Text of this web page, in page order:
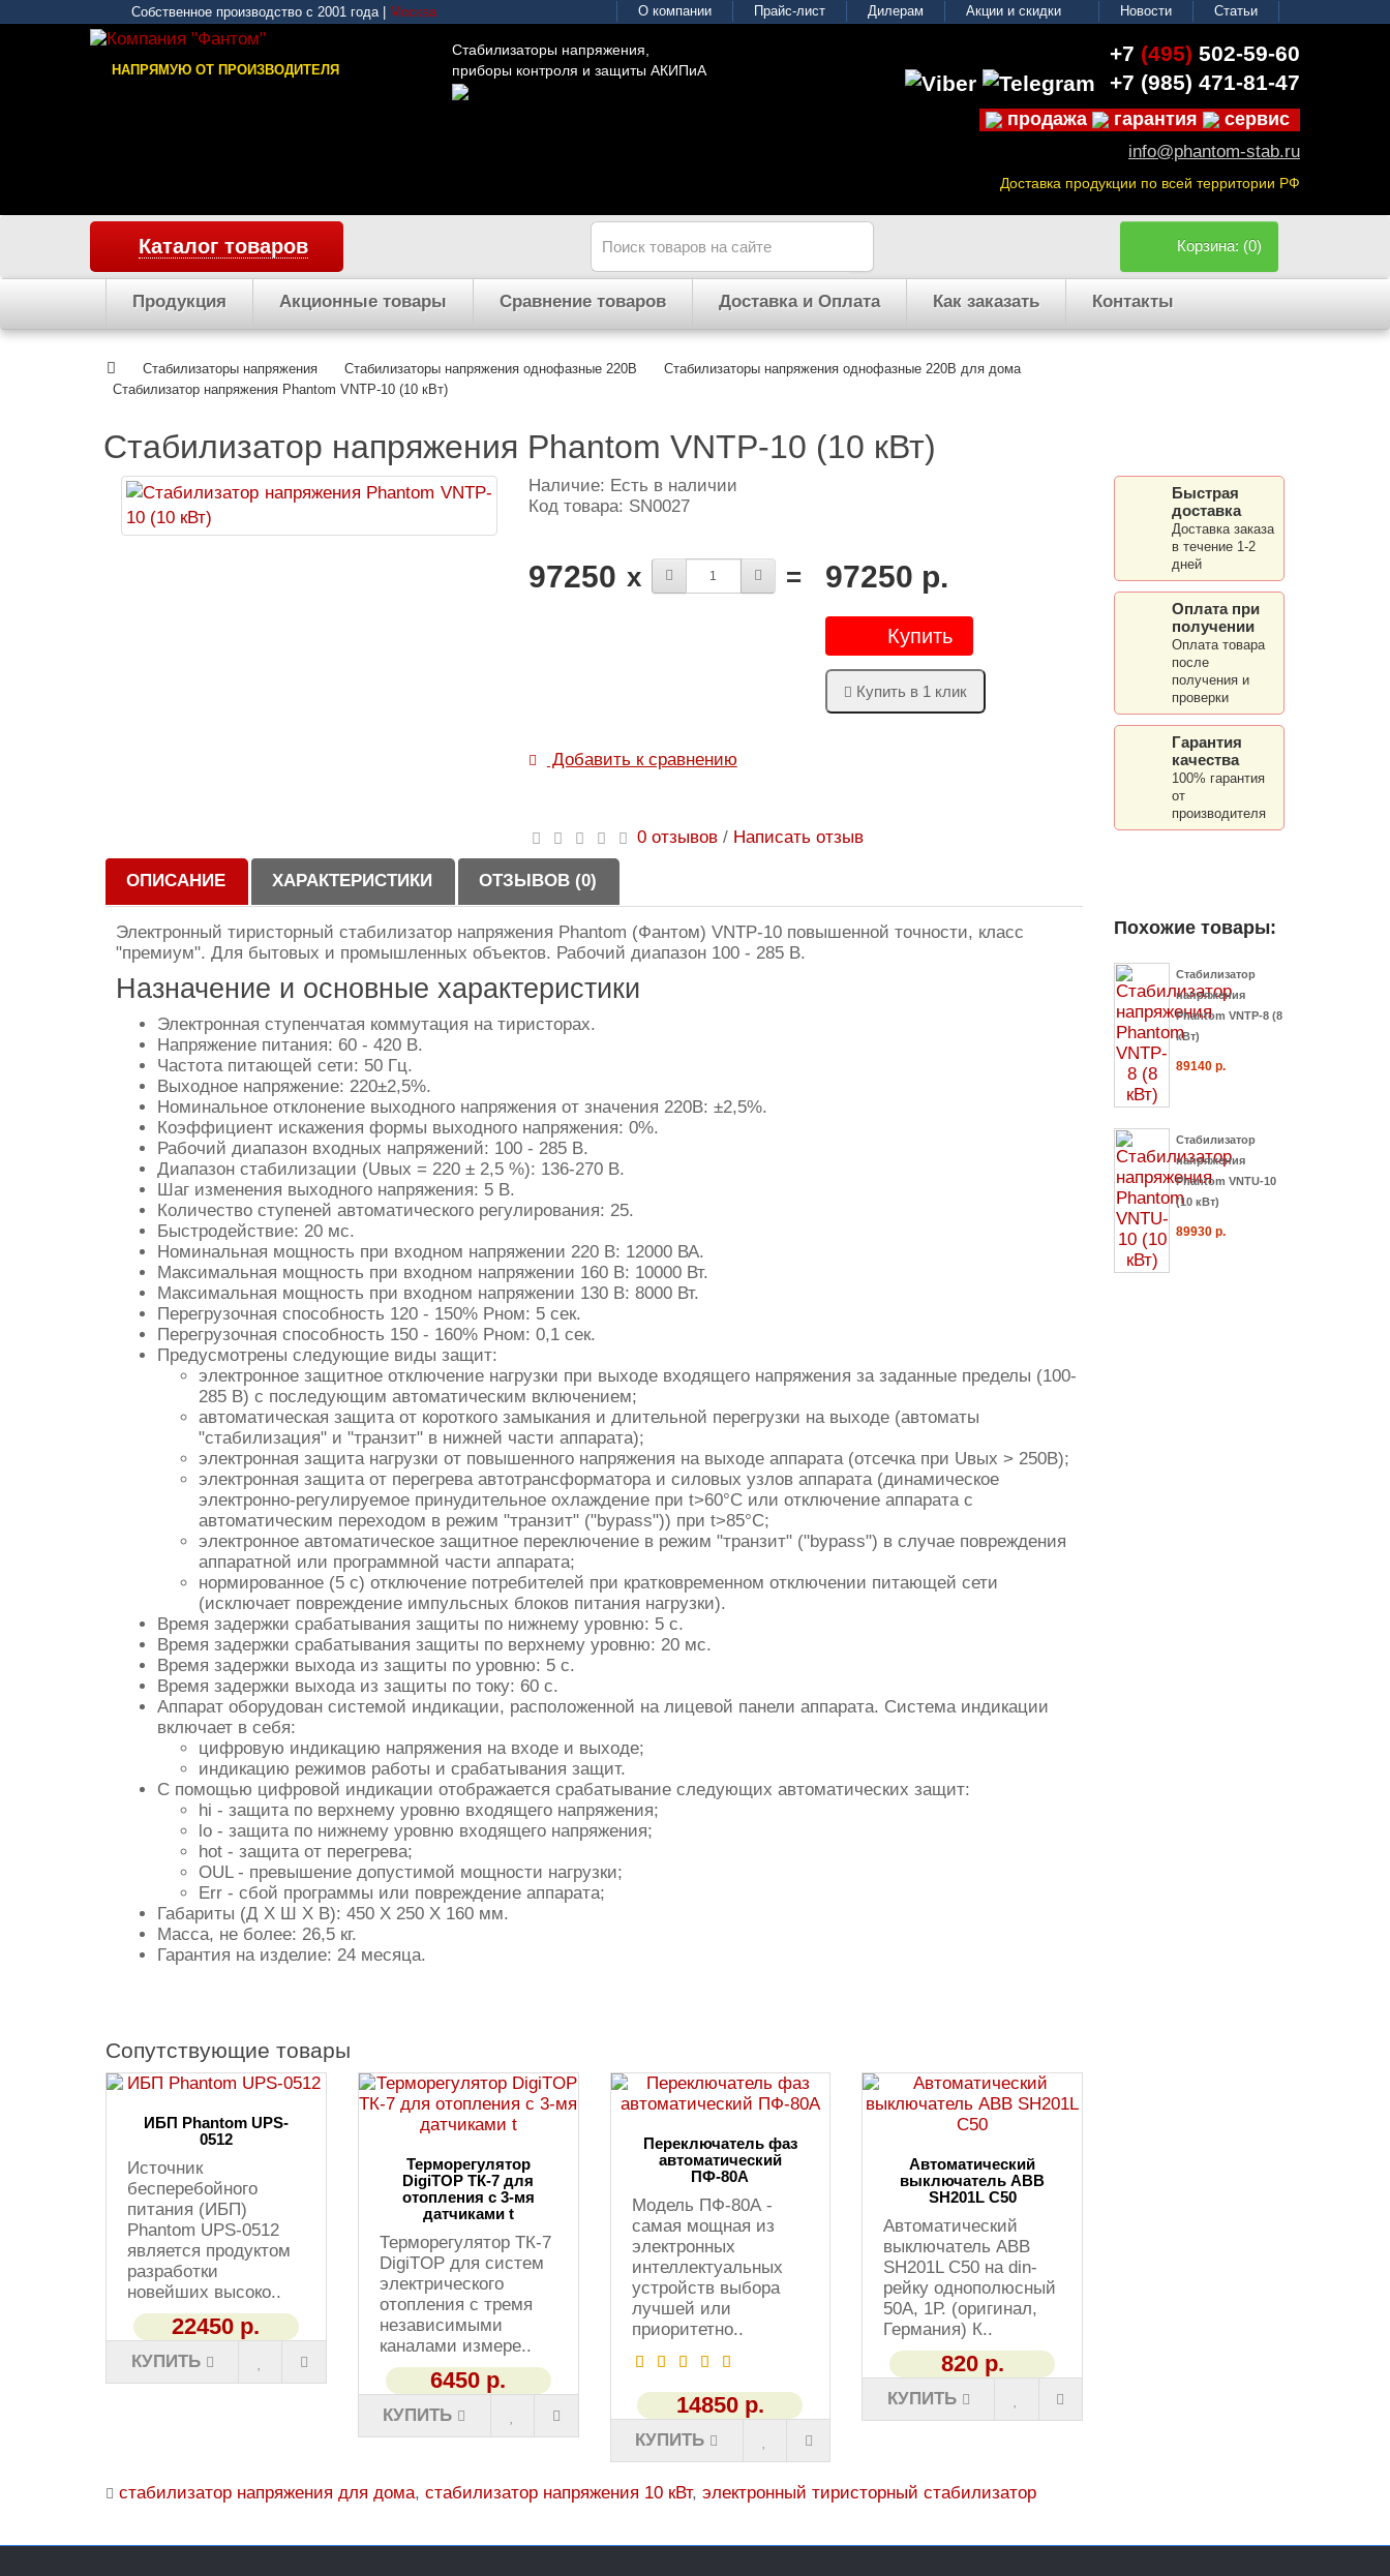
Собственное производство с 2001 года | Москва О компании Прайс-лист Дилерам Акции и скидки Новости Статьи
НАПРЯМУЮ ОТ ПРОИЗВОДИТЕЛЯ
Стабилизаторы напряжения,
приборы контроля и защиты АКИПиА
+7 (495) 502-59-60
+7 (985) 471-81-47
продажа гарантия сервис
info@phantom-stab.ru
Доставка продукции по всей территории РФ
Каталог товаров Корзина: (0)
Продукция Акционные товары Сравнение товаров Доставка и Оплата Как заказать Контакты
Стабилизаторы напряжения Cтабилизаторы напряжения однофазные 220В
Стабилизаторы напряжения однофазные 220В для дома
Стабилизатор напряжения Phantom VNTP-10 (10 кВт)
Стабилизатор напряжения Phantom VNTP-10 (10 кВт)
Наличие: Есть в наличии
Код товара: SN0027
97250 x = 97250 р.
Купить
Купить в 1 клик
Добавить к сравнению
0 отзывов/ Написать отзыв
ОПИСАНИЕ ХАРАКТЕРИСТИКИ ОТЗЫВОВ (0)
Электронный тиристорный стабилизатор напряжения Phantom (Фантом) VNTP-10 повышенной точности, класс
"премиум". Для бытовых и промышленных объектов. Рабочий диапазон 100 - 285 В.
Назначение и основные характеристики
Электронная ступенчатая коммутация на тиристорах.
Напряжение питания: 60 - 420 В.
Частота питающей сети: 50 Гц.
Выходное напряжение: 220±2,5%.
Номинальное отклонение выходного напряжения от значения 220В: ±2,5%.
Коэффициент искажения формы выходного напряжения: 0%.
Рабочий диапазон входных напряжений: 100 - 285 В.
Диапазон стабилизации (Uвых = 220 ± 2,5 %): 136-270 В.
Шаг изменения выходного напряжения: 5 В.
Количество ступеней автоматического регулирования: 25.
Быстродействие: 20 мс.
Номинальная мощность при входном напряжении 220 В: 12000 ВА.
Максимальная мощность при входном напряжении 160 В: 10000 Вт.
Максимальная мощность при входном напряжении 130 В: 8000 Вт.
Перегрузочная способность 120 - 150% Pном: 5 сек.
Перегрузочная способность 150 - 160% Pном: 0,1 сек.
Предусмотрены следующие виды защит:
электронное защитное отключение нагрузки при выходе входящего напряжения за заданные пределы (100-
285 В) с последующим автоматическим включением;
автоматическая защита от короткого замыкания и длительной перегрузки на выходе (автоматы
"стабилизация" и "транзит" в нижней части аппарата);
электронная защита нагрузки от повышенного напряжения на выходе аппарата (отсечка при Uвых > 250В);
электронная защита от перегрева автотрансформатора и силовых узлов аппарата (динамическое
электронно-регулируемое принудительное охлаждение при t>60°С или отключение аппарата с
автоматическим переходом в режим "транзит" ("bypass")) при t>85°С;
электронное автоматическое защитное переключение в режим "транзит" ("bypass") в случае повреждения
аппаратной или программной части аппарата;
нормированное (5 с) отключение потребителей при кратковременном отключении питающей сети
(исключает повреждение импульсных блоков питания нагрузки).
Время задержки срабатывания защиты по нижнему уровню: 5 с.
Время задержки срабатывания защиты по верхнему уровню: 20 мс.
Время задержки выхода из защиты по уровню: 5 с.
Время задержки выхода из защиты по току: 60 с.
Аппарат оборудован системой индикации, расположенной на лицевой панели аппарата. Система индикации
включает в себя:
цифровую индикацию напряжения на входе и выходе;
индикацию режимов работы и срабатывания защит.
С помощью цифровой индикации отображается срабатывание следующих автоматических защит:
hi - защита по верхнему уровню входящего напряжения;
lo - защита по нижнему уровню входящего напряжения;
hot - защита от перегрева;
OUL - превышение допустимой мощности нагрузки;
Err - сбой программы или повреждение аппарата;
Габариты (Д Х Ш Х В): 450 X 250 X 160 мм.
Масса, не более: 26,5 кг.
Гарантия на изделие: 24 месяца.
Сопутствующие товары
ИБП Phantom UPS-
0512
Источник
бесперебойного
питания (ИБП)
Phantom UPS-0512
является продуктом
разработки
новейших высоко..
22450 р.
КУПИТЬ
Терморегулятор
DigiTOP ТК-7 для
отопления с 3-мя
датчиками t
Терморегулятор ТК-7
DigiTOP для систем
электрического
отопления с тремя
независимыми
каналами измере..
6450 р.
КУПИТЬ
Переключатель фаз
автоматический
ПФ-80А
Модель ПФ-80А -
самая мощная из
электронных
интеллектуальных
устройств выбора
лучшей или
приоритетно..
14850 р.
КУПИТЬ
Автоматический
выключатель ABB
SH201L C50
Автоматический
выключатель ABB
SH201L C50 на din-
рейку однополюсный
50А, 1Р. (оригинал,
Германия) К..
820 р.
КУПИТЬ
стабилизатор напряжения для дома, стабилизатор напряжения 10 кВт, электронный тиристорный стабилизатор
Быстрая
доставка
Доставка заказа
в течение 1-2
дней
Оплата при
получении
Оплата товара
после
получения и
проверки
Гарантия
качества
100% гарантия
от
производителя
Похожие товары:
Стабилизатор
напряжения
Phantom VNTP-8 (8
кВт)
89140 р.
Стабилизатор
напряжения
Phantom VNTU-10
(10 кВт)
89930 р.